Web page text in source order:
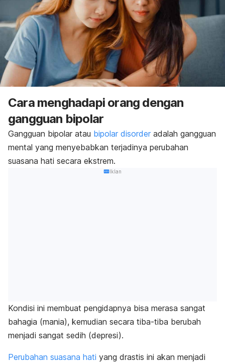
Cara menghadapi orang dengan
gangguan bipolar
Gangguan bipolar atau bipolar disorder adalah gangguan
mental yang menyebabkan terjadinya perubahan
suasana hati secara ekstrem.
Iklan
Kondisi ini membuat pengidapnya bisa merasa sangat
bahagia (mania), kemudian secara tiba-tiba berubah
menjadi sangat sedih (depresi).
Perubahan suasana hati yang drastis ini akan menjadi